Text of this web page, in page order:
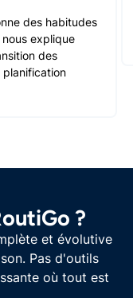
des habitudes
explique
des
planification
?
et évolutive
Pas d'outils
où tout est